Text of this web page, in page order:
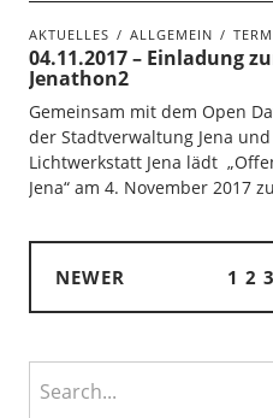
AKTUELLES ALLGEMEIN
04.11.2017 – Einladung
Jenathon2
Gemeinsam mit dem Open
der Stadtverwaltung Jena
Lichtwerkstatt Jena lädt
Jena“ am 4. November 2017
NEWER 1 2 3